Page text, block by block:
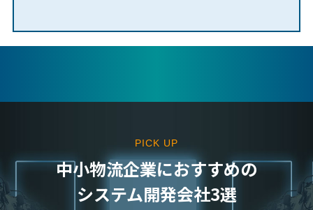
PICK UP
中⼩物流企業におすすめの
システム開発会社3選